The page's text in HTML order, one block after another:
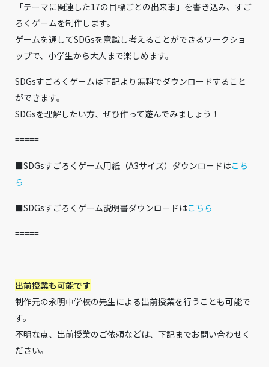
「テーマに関連した17の目標ごとの出来事」を書き込み、すご
ろくゲームを制作します。
ゲームを通してSDGsを意識し考えることができるワークショ
ップで、小学生から大人まで楽しめます。
SDGsすごろくゲームは下記より無料でダウンロードすること
ができます。
SDGsを理解したい方、ぜひ作って遊んでみましょう！
=====
■SDGsすごろくゲーム用紙（A3サイズ）ダウンロードはこち
ら
■SDGsすごろくゲーム説明書ダウンロードはこちら
=====
出前授業も可能です
制作元の永明中学校の先生による出前授業を行うことも可能で
す。
不明な点、出前授業のご依頼などは、下記までお問い合わせく
ださい。